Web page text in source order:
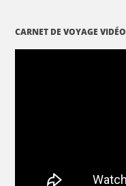
CARNET DE VOYAGE VIDÉO